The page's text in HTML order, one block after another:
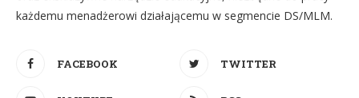
każdemu menadżerowi działającemu w segmencie DS/MLM.
FACEBOOK TWITTER